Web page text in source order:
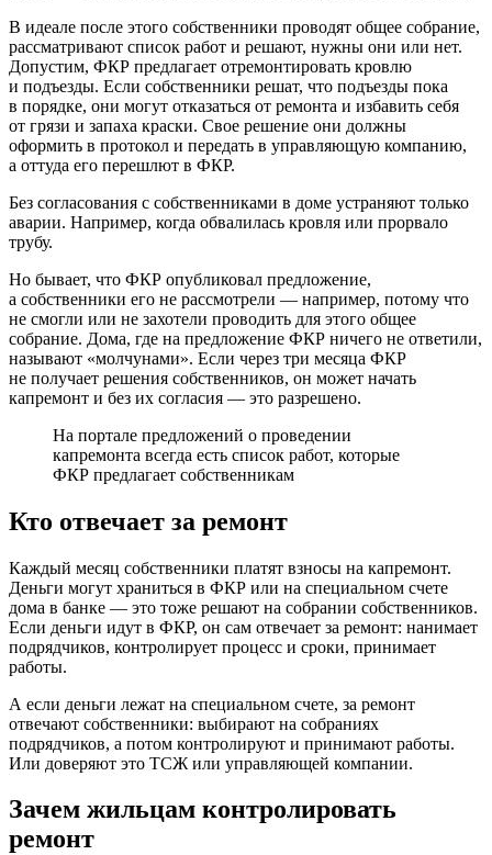
В идеале после этого собственники проводят общее собрание,
рассматривают список работ и решают, нужны они или нет.
Допустим, ФКР предлагает отремонтировать кровлю
и подъезды. Если собственники решат, что подъезды пока
в порядке, они могут отказаться от ремонта и избавить себя
от грязи и запаха краски. Свое решение они должны
оформить в протокол и передать в управляющую компанию,
а оттуда его перешлют в ФКР.
Без согласования с собственниками в доме устраняют только
аварии. Например, когда обвалилась кровля или прорвало
трубу.
Но бывает, что ФКР опубликовал предложение,
а собственники его не рассмотрели — например, потому что
не смогли или не захотели проводить для этого общее
собрание. Дома, где на предложение ФКР ничего не ответили,
называют «молчунами». Если через три месяца ФКР
не получает решения собственников, он может начать
капремонт и без их согласия — это разрешено.
На портале предложений о проведении
капремонта всегда есть список работ, которые
ФКР предлагает собственникам
Кто отвечает за ремонт
Каждый месяц собственники платят взносы на капремонт.
Деньги могут храниться в ФКР или на специальном счете
дома в банке — это тоже решают на собрании собственников.
Если деньги идут в ФКР, он сам отвечает за ремонт: нанимает
подрядчиков, контролирует процесс и сроки, принимает
работы.
А если деньги лежат на специальном счете, за ремонт
отвечают собственники: выбирают на собраниях
подрядчиков, а потом контролируют и принимают работы.
Или доверяют это ТСЖ или управляющей компании.
Зачем жильцам контролировать
ремонт